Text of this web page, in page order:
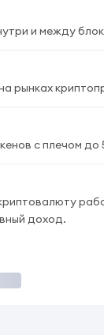
и между
рынках
с плечом до
доход.